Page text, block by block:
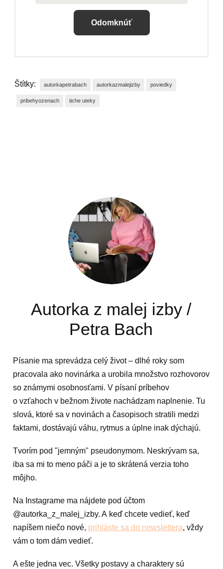
Odomknúť
Štítky: autorkapetrabach autorkazmalejizby poviedky
pribehyozenach tiche uteky
Autorka z malej izby /
Petra Bach
Písanie ma sprevádza celý život – dlhé roky som
pracovala ako novinárka a urobila množstvo rozhovorov
so známymi osobnosťami. V písaní príbehov
o vzťahoch v bežnom živote nachádzam naplnenie. Tu
slová, ktoré sa v novinách a časopisoch stratili medzi
faktami, dostávajú váhu, rytmus a úplne inak dýchajú.
Tvorím pod "jemným" pseudonymom. Neskrývam sa,
iba sa mi to meno páči a je to skrátená verzia toho
môjho.
Na Instagrame ma nájdete pod účtom
@autorka_z_malej_izby. A keď chcete vedieť, keď
napíšem niečo nové, prihláste sa do newslettera, vždy
vám o tom dám vedieť.
A ešte jedna vec. Všetky postavy a charaktery sú